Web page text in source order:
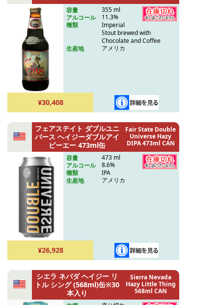
容量
355 ml
アルコール
11.3%
種類
Imperial
Stout brewed with
Chocolate and Coffee
生産地
アメリカ
¥30,408
フェアステイト ダブルユニ
バース ヘイジーダブルアイ
ピーエー 473ml缶
Fair State Double
Universe Hazy
DIPA 473ml CAN
容量
473 ml
アルコール
8.6%
種類
IPA
生産地
アメリカ
¥26,928
シエラ ネバダ ヘイジー リ
トル シング (568ml)缶※30
本入り
Sierra Nevada
Hazy Little Thing
568ml CAN